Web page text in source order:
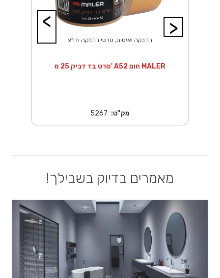
>
הדבקה ואיטום, סרטי הדבקה ודו"צ
סרט בד דביק 25 מ' A52 חום MALER
מק"ט: 5267
<
מאמרים בדיוק בשבילך!